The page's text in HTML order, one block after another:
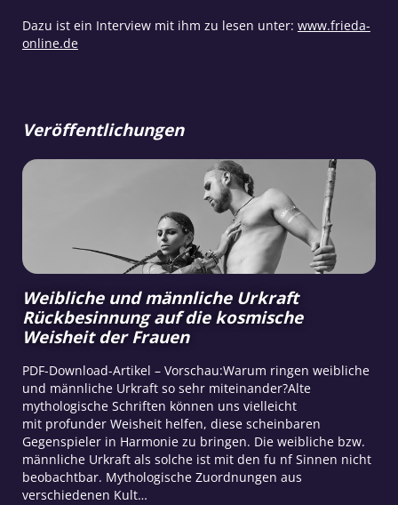
Dazu ist ein Interview mit ihm zu lesen unter: www.frieda-
online.de
Veröffentlichungen
Weibliche und männliche Urkraft
Rückbesinnung auf die kosmische
Weisheit der Frauen
PDF-Download-Artikel – Vorschau:Warum ringen weibliche
und männliche Urkraft so sehr miteinander?Alte
mythologische Schriften können uns vielleicht
mit profunder Weisheit helfen, diese scheinbaren
Gegenspieler in Harmonie zu bringen. Die weibliche bzw.
männliche Urkraft als solche ist mit den fu nf Sinnen nicht
beobachtbar. Mythologische Zuordnungen aus
verschiedenen Kult…